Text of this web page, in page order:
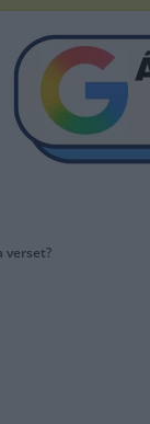
verset?